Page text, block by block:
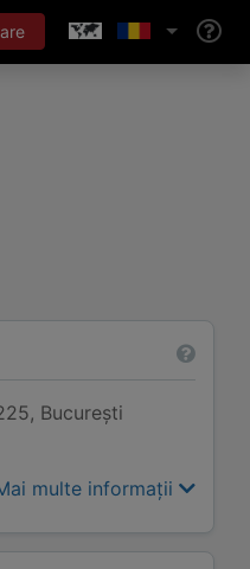
Bucureşti
multe informații